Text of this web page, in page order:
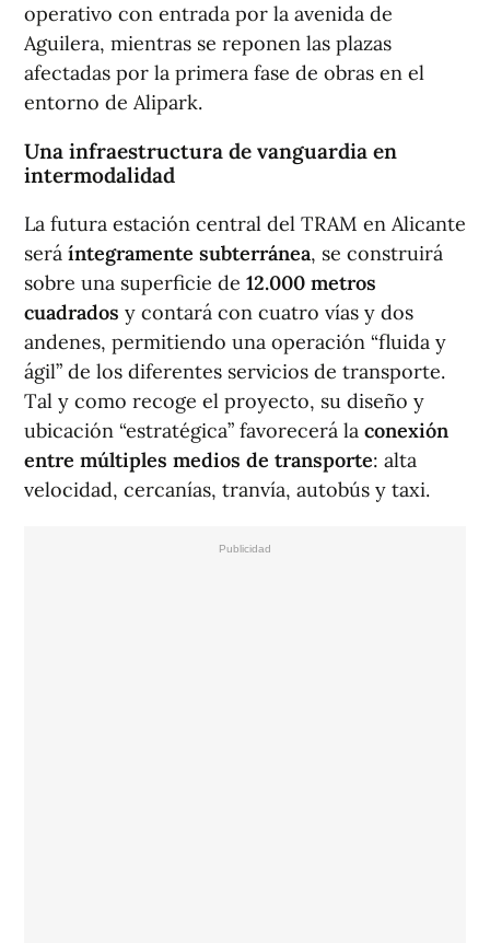
operativo con entrada por la avenida de
Aguilera, mientras se reponen las plazas
afectadas por la primera fase de obras en el
entorno de Alipark.
Una infraestructura de vanguardia en
intermodalidad
La futura estación central del TRAM en Alicante
será íntegramente subterránea, se construirá
sobre una superficie de 12.000 metros
cuadrados y contará con cuatro vías y dos
andenes, permitiendo una operación “fluida y
ágil” de los diferentes servicios de transporte.
Tal y como recoge el proyecto, su diseño y
ubicación “estratégica” favorecerá la conexión
entre múltiples medios de transporte: alta
velocidad, cercanías, tranvía, autobús y taxi.